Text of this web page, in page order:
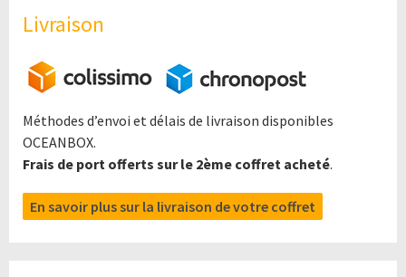
Livraison
Méthodes d’envoi et délais de livraison disponibles
OCEANBOX.
Frais de port offerts sur le 2ème coffret acheté.
En savoir plus sur la livraison de votre coffret